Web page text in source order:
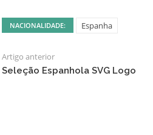
NACIONALIDADE: Espanha
Artigo anterior
Seleção Espanhola SVG Logo